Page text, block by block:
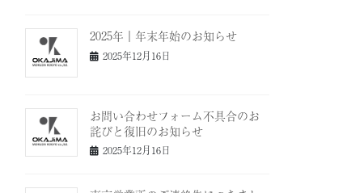
2025年｜年末年始のお知らせ
2025年12月16日
お問い合わせフォーム不具合のお
詫びと復旧のお知らせ
2025年12月16日